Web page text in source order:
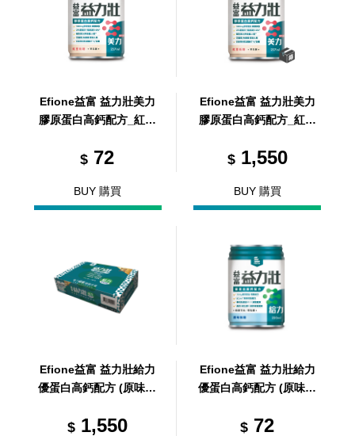
Efione益富 益力壯美力
膠原蛋白高鈣配方_紅豆
$ 72
BUY 購買
Efione益富 益力壯美力
膠原蛋白高鈣配方_紅豆
4罐，共1箱)
$1,550
BUY 購買
Efione益富 益力壯給力
優蛋白高鈣配方 (原味無
罐，共1箱)
$1,550
Efione益富 益力壯給力
優蛋白高鈣配方 (原味無
$ 72